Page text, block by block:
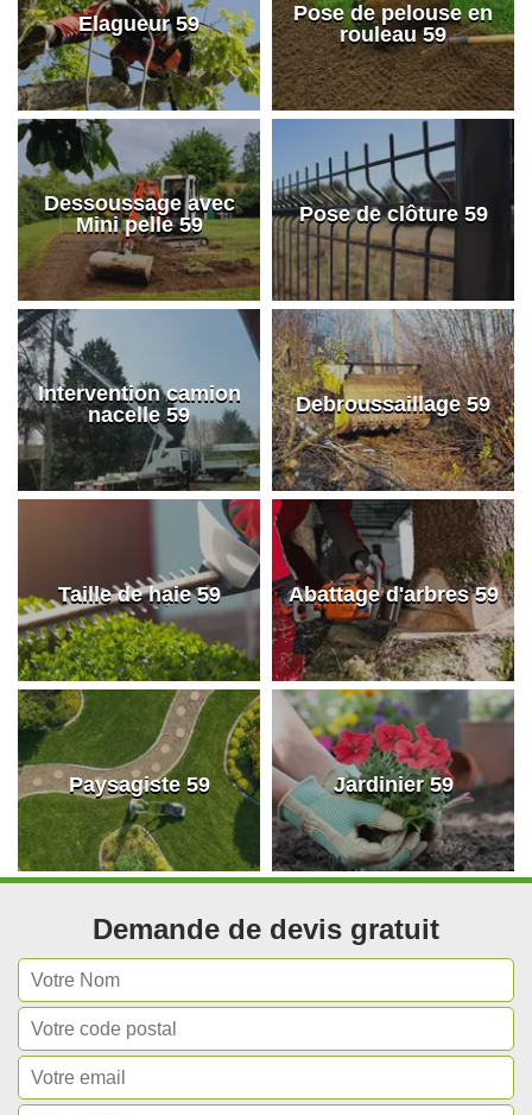
Elagueur 59
Pose de pelouse en
rouleau 59
Dessoussage avec
Mini pelle 59
Pose de clôture 59
Intervention camion
nacelle 59
Debroussaillage 59
Taille de haie 59 Abattage d'arbres 59
Paysagiste 59 Jardinier 59
Demande de devis gratuit